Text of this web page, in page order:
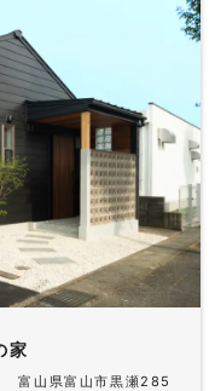
家
富山県富山市黒瀬285